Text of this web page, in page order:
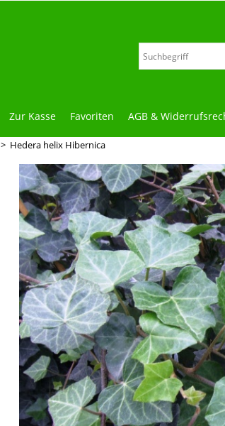
Zur Kasse Favoriten AGB &
> Hedera helix Hibernica